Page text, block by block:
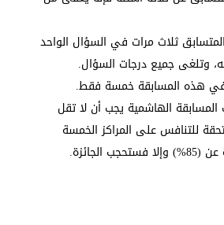
ثلاث مرات في السؤال الواحد
وتلغى جميع درجات السؤال.
في هذه المسابقة خمسة فقط.
الهاشمية يجب أن لا تقل
للتنافس على المراكز الخمسة
الجائزة.